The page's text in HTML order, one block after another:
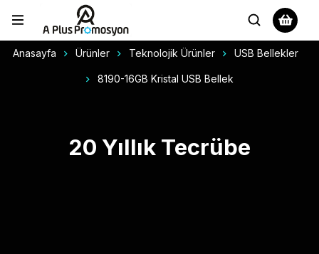
Anasayfa Ürünler Teknolojik Ürünler USB Bellekler
8190-16GB Kristal USB Bellek
20 Yıllık Tecrübe